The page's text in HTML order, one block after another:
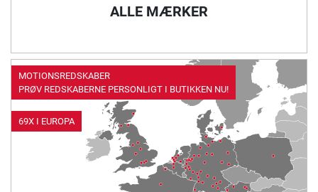
ALLE MÆRKER
MOTIONSREDSKABER
PRØV REDSKABERNE PERSONLIGT I BUTIKKEN NU!
69X I EUROPA